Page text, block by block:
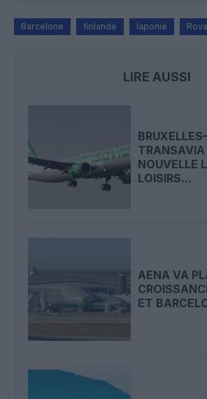
Barcelone finlande laponie
LIRE AUSSI
TRANSAVIA
NOUVELLE
LOISIRS...
AENA VA
ET